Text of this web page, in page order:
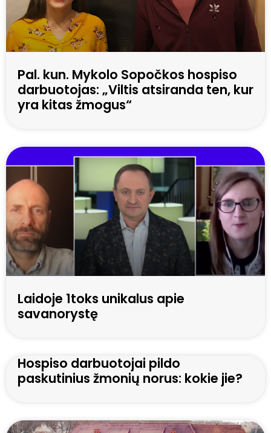
Pal. kun. Mykolo Sopočkos hospiso
darbuotojas: „Viltis atsiranda ten, kur
yra kitas žmogus“
Laidoje 1toks unikalus apie
savanorystę
Hospiso darbuotojai pildo
paskutinius žmonių norus: kokie jie?